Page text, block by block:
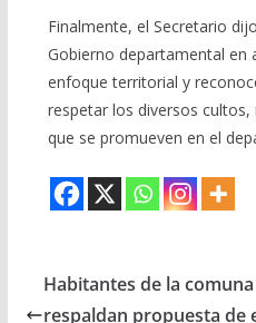
Finalmente, el Secretario
Gobierno departamental en
enfoque territorial y
respetar los diversos
que se promueven en el
Habitantes de la
respaldan propuesta de